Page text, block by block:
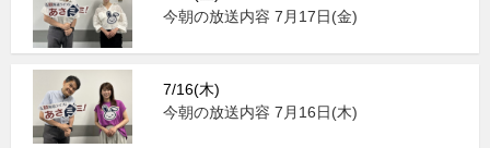
今朝の放送内容 7月17日(金)
7/16(木)
今朝の放送内容 7月16日(木)